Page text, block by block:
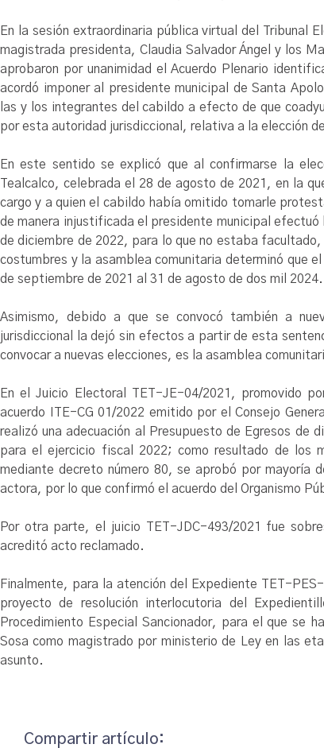
En la sesión extraordinaria pública virtual del Tribunal
magistrada presidenta, Claudia Salvador Ángel y los
aprobaron por unanimidad el Acuerdo Plenario
acordó imponer al presidente municipal de Santa
las y los integrantes del cabildo a efecto de que
por esta autoridad jurisdiccional, relativa a la elección
En este sentido se explicó que al confirmarse la
Tealcalco, celebrada el 28 de agosto de 2021, en la
cargo y a quien el cabildo había omitido tomarle
de manera injustificada el presidente municipal
de diciembre de 2022, para lo que no estaba
costumbres y la asamblea comunitaria determinó que
de septiembre de 2021 al 31 de agosto de dos mil 2024.
Asimismo, debido a que se convocó también a
jurisdiccional la dejó sin efectos a partir de esta
convocar a nuevas elecciones, es la asamblea
En el Juicio Electoral TET-JE-04/2021, promovido
acuerdo ITE-CG 01/2022 emitido por el Consejo
realizó una adecuación al Presupuesto de Egresos de
para el ejercicio fiscal 2022; como resultado de los
mediante decreto número 80, se aprobó por mayoría
actora, por lo que confirmó el acuerdo del Organismo
Por otra parte, el juicio TET-JDC-493/2021 fue
acreditó acto reclamado.
Finalmente, para la atención del Expediente TET-
proyecto de resolución interlocutoria del
Procedimiento Especial Sancionador, para el que se
Sosa como magistrado por ministerio de Ley en las
asunto.
Compartir artículo: